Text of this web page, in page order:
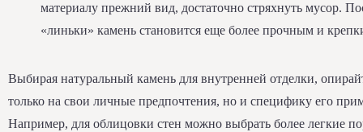
материалу прежний вид, достаточно стряхнуть мусор.
«линьки» камень становится еще более прочным и
Выбирая натуральный камень для внутренней отделки,
только на свои личные предпочтения, но и специфику его
Например, для облицовки стен можно выбрать более легкие